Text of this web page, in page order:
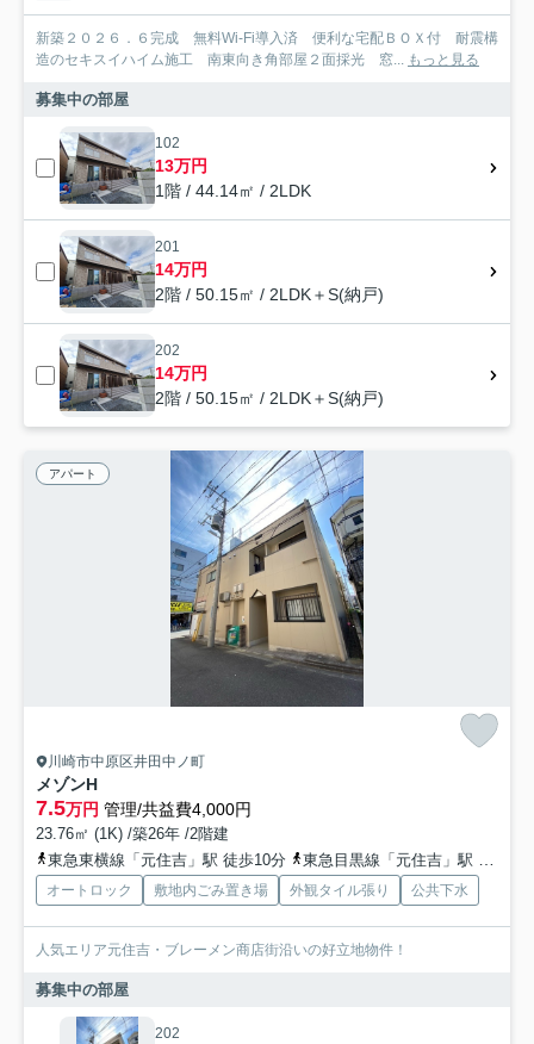
新築２０２６．６完成 無料Wi-Fi導入済 便利な宅配ＢＯＸ付 耐震構
造のセキスイハイム施工 南東向き角部屋２面採光 窓... もっと見る
募集中の部屋
102
13万円
1階 / 44.14㎡ / 2LDK
201
14万円
2階 / 50.15㎡ / 2LDK＋S(納戸)
202
14万円
2階 / 50.15㎡ / 2LDK＋S(納戸)
アパート
川崎市中原区井田中ノ町
メゾンH
7.5万円 管理/共益費4,000円
23.76㎡ (1K) /築26年 /2階建
東急東横線「元住吉」駅 徒歩10分
東急目黒線「元住吉」駅 徒歩10分
オートロック 敷地内ごみ置き場 外観タイル張り 公共下水
人気エリア元住吉・ブレーメン商店街沿いの好立地物件！
募集中の部屋
202